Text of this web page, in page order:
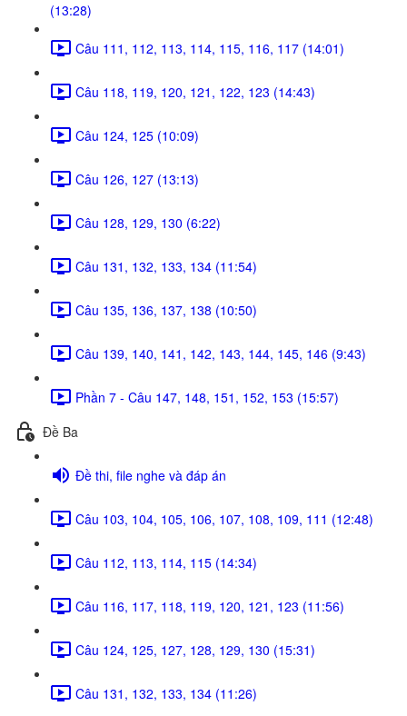
(13:28)
Câu 111, 112, 113, 114, 115, 116, 117 (14:01)
Câu 118, 119, 120, 121, 122, 123 (14:43)
Câu 124, 125 (10:09)
Câu 126, 127 (13:13)
Câu 128, 129, 130 (6:22)
Câu 131, 132, 133, 134 (11:54)
Câu 135, 136, 137, 138 (10:50)
Câu 139, 140, 141, 142, 143, 144, 145, 146 (9:43)
Phần 7 - Câu 147, 148, 151, 152, 153 (15:57)
Đề Ba
Đề thi, file nghe và đáp án
Câu 103, 104, 105, 106, 107, 108, 109, 111 (12:48)
Câu 112, 113, 114, 115 (14:34)
Câu 116, 117, 118, 119, 120, 121, 123 (11:56)
Câu 124, 125, 127, 128, 129, 130 (15:31)
Câu 131, 132, 133, 134 (11:26)